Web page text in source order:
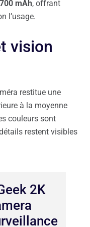
mAh, offrant
l’usage.
vision
restitue une
à la moyenne
couleurs sont
restent visibles
2K